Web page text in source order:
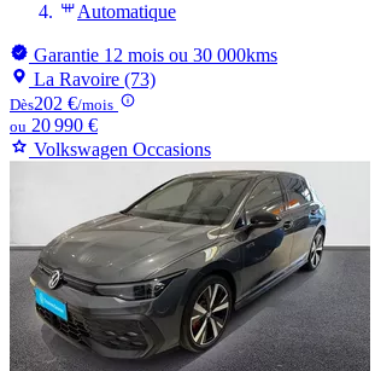
Automatique
Garantie 12 mois ou 30 000kms
La Ravoire (73)
Dès202 €/mois
ou 20 990 €
Volkswagen Occasions